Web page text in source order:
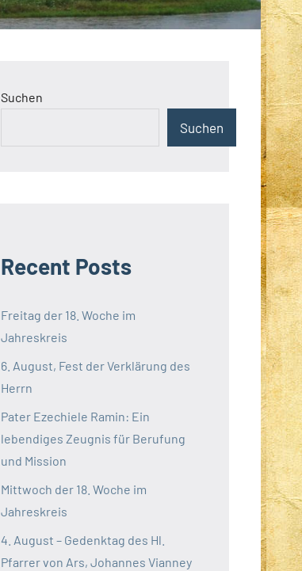
Suchen
Suchen
Recent Posts
Freitag der 18. Woche im
Jahreskreis
6. August, Fest der Verklärung des
Herrn
Pater Ezechiele Ramin: Ein
lebendiges Zeugnis für Berufung
und Mission
Mittwoch der 18. Woche im
Jahreskreis
4. August – Gedenktag des Hl.
Pfarrer von Ars, Johannes Vianney